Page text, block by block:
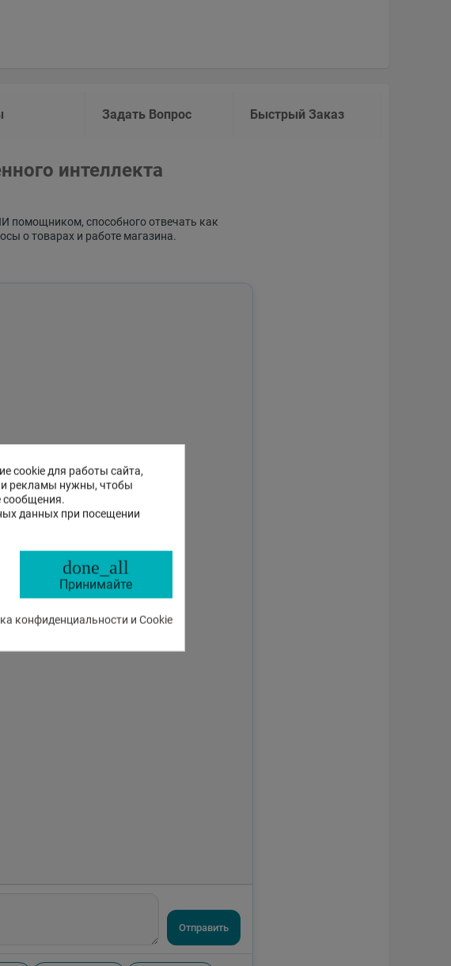
cookie для работы сайта,
и рекламы нужны, чтобы
данных при посещении
done_all
Принимайте
конфиденциальности и Cookie
Задать Вопрос Быстрый Заказ
интеллекта
помощником, способного отвечать как
о товарах и работе магазина.
Отправить